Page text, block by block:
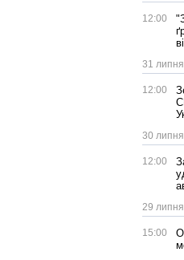
12:00
31 липня
12:00
30 липня
12:00
29 липня
15:00